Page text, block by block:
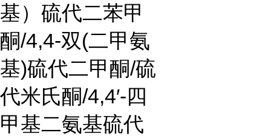
基）硫代二苯甲
酮/4,4-双(二甲氨
基)硫代二甲酮/硫
代米氏酮/4,4′-四
甲基二氨基硫代